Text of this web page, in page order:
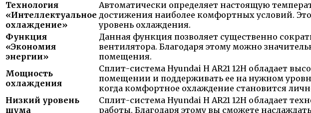
Технология
«Интеллектуальное
охлаждение»
Автоматически определяет настоящую
достижения наиболее комфортных условий.
уровень охлаждения.
Функция
«Экономия
энергии»
Данная функция позволяет существенно
вентилятора. Благодаря этому можно
помещения.
Мощность
охлаждения
Сплит-система Hyundai H AR21 12H обладает
помещении и поддерживать ее на нужном
когда комфортное охлаждение становится
Низкий уровень
шума
Сплит-система Hyundai H AR21 12H обладает
работы. Благодаря этому вы сможете